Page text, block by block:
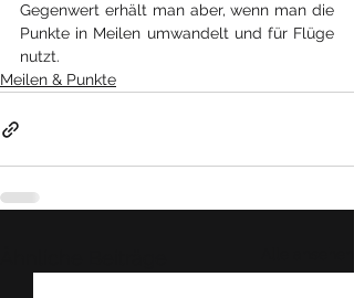
Gegenwert erhält man aber, wenn man die
Punkte in Meilen umwandelt und für Flüge
nutzt.
Meilen & Punkte